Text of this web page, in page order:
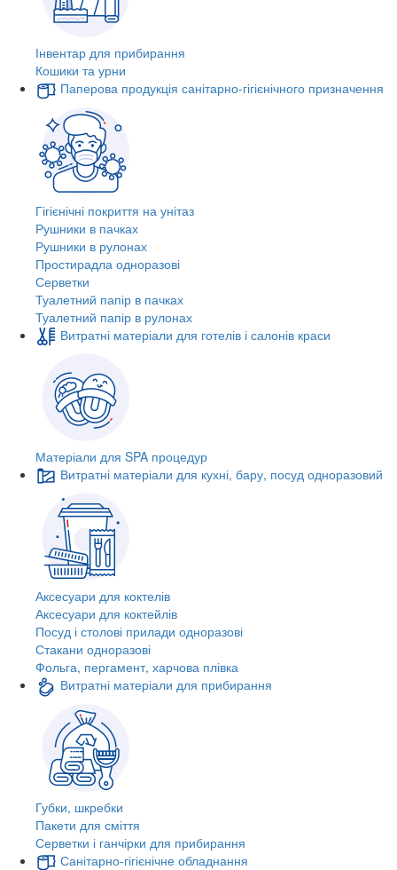
Інвентар для прибирання
Кошики та урни
Паперова продукція санітарно-гігієнічного призначення
Гігієнічні покриття на унітаз
Рушники в пачках
Рушники в рулонах
Простирадла одноразові
Серветки
Туалетний папір в пачках
Туалетний папір в рулонах
Витратні матеріали для готелів і салонів краси
Матеріали для SPA процедур
Витратні матеріали для кухні, бару, посуд одноразовий
Аксесуари для коктелів
Аксесуари для коктейлів
Посуд і столові прилади одноразові
Стакани одноразові
Фольга, пергамент, харчова плівка
Витратні матеріали для прибирання
Губки, шкребки
Пакети для сміття
Серветки і ганчірки для прибирання
Санітарно-гігієнічне обладнання